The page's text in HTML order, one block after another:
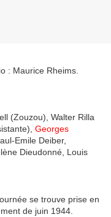
: Maurice Rheims.
(Zouzou), Walter Rilla
Georges
Emile Deiber,
Dieudonné, Louis
se trouve prise en
de juin 1944.